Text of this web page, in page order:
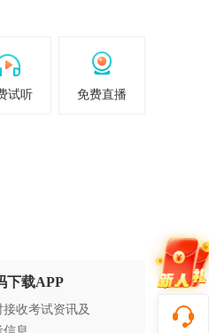
试听 免费直播
下载APP
接收考试资讯及